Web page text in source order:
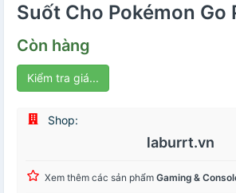
Suốt Cho Pokémon Go
Còn hàng
Kiểm tra giá...
Shop:
laburrt.vn
Xem thêm các sản phẩm Gaming &